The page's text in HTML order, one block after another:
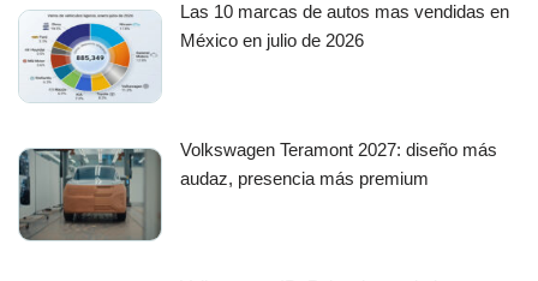
Las 10 marcas de autos mas vendidas en
México en julio de 2026
Volkswagen Teramont 2027: diseño más
audaz, presencia más premium